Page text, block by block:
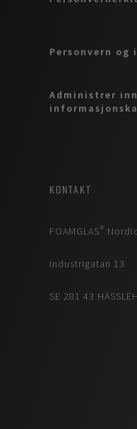
Personvern og
Administrer
KONTAKT
FOAMGLAS®
Industrigatan 13
SE 281 43